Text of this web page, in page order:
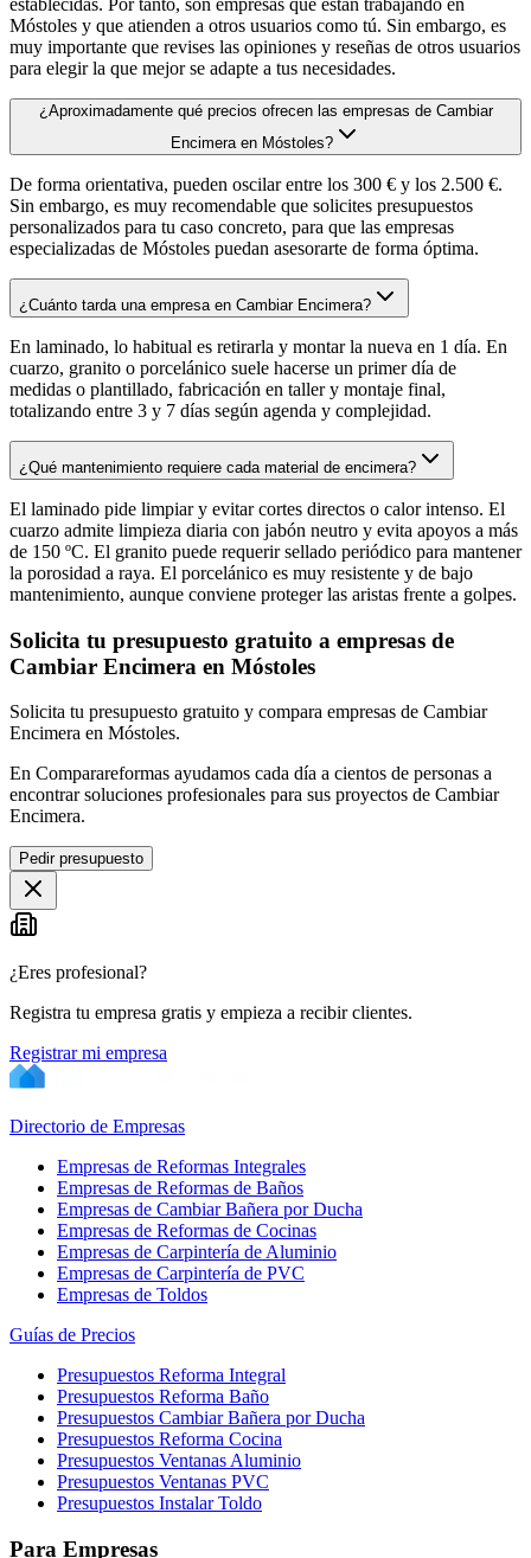
Móstoles y que atienden a otros usuarios como tú. Sin embargo, es
muy importante que revises las opiniones y reseñas de otros usuarios
para elegir la que mejor se adapte a tus necesidades.
¿Aproximadamente qué precios ofrecen las empresas de Cambiar
Encimera en Móstoles?
De forma orientativa, pueden oscilar entre los 300 € y los 2.500 €.
Sin embargo, es muy recomendable que solicites presupuestos
personalizados para tu caso concreto, para que las empresas
especializadas de Móstoles puedan asesorarte de forma óptima.
¿Cuánto tarda una empresa en Cambiar Encimera?
En laminado, lo habitual es retirarla y montar la nueva en 1 día. En
cuarzo, granito o porcelánico suele hacerse un primer día de
medidas o plantillado, fabricación en taller y montaje final,
totalizando entre 3 y 7 días según agenda y complejidad.
¿Qué mantenimiento requiere cada material de encimera?
El laminado pide limpiar y evitar cortes directos o calor intenso. El
cuarzo admite limpieza diaria con jabón neutro y evita apoyos a más
de 150 ºC. El granito puede requerir sellado periódico para mantener
la porosidad a raya. El porcelánico es muy resistente y de bajo
mantenimiento, aunque conviene proteger las aristas frente a golpes.
Solicita tu presupuesto gratuito a empresas de
Cambiar Encimera en Móstoles
Solicita tu presupuesto gratuito y compara empresas de Cambiar
Encimera en Móstoles.
En Comparareformas ayudamos cada día a cientos de personas a
encontrar soluciones profesionales para sus proyectos de Cambiar
Encimera.
Pedir presupuesto
¿Eres profesional?
Registra tu empresa gratis y empieza a recibir clientes.
Registrar mi empresa
Directorio de Empresas
Empresas de Reformas Integrales
Empresas de Reformas de Baños
Empresas de Cambiar Bañera por Ducha
Empresas de Reformas de Cocinas
Empresas de Carpintería de Aluminio
Empresas de Carpintería de PVC
Empresas de Toldos
Guías de Precios
Presupuestos Reforma Integral
Presupuestos Reforma Baño
Presupuestos Cambiar Bañera por Ducha
Presupuestos Reforma Cocina
Presupuestos Ventanas Aluminio
Presupuestos Ventanas PVC
Presupuestos Instalar Toldo
Para Empresas